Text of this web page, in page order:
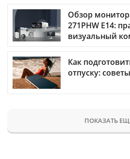
Обзор
271PHW E14:
визуальный
Как
отпуску:
ПОКАЗАТЬ